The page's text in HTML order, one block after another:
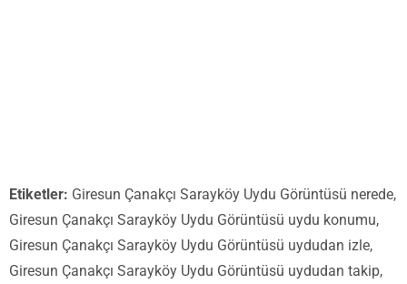
Etiketler: Giresun Çanakçı Sarayköy Uydu Görüntüsü nerede,
Giresun Çanakçı Sarayköy Uydu Görüntüsü uydu konumu,
Giresun Çanakçı Sarayköy Uydu Görüntüsü uydudan izle,
Giresun Çanakçı Sarayköy Uydu Görüntüsü uydudan takip,